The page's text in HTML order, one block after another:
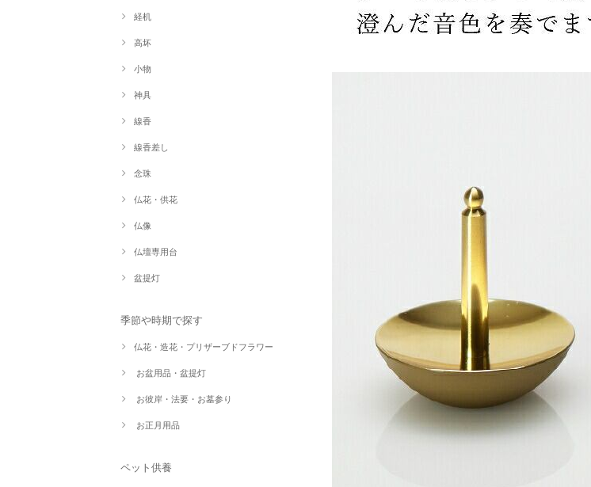
経机
高坏
小物
神具
線香
線香差し
念珠
仏花・供花
仏像
仏壇専用台
盆提灯
季節や時期で探す
仏花・造花・プリザーブドフラワー
お盆用品・盆提灯
お彼岸・法要・お墓参り
お正月用品
ペット供養